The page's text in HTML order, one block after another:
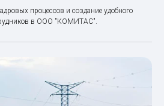
процессов и создание удобного
в ООО "КОМИТАС".